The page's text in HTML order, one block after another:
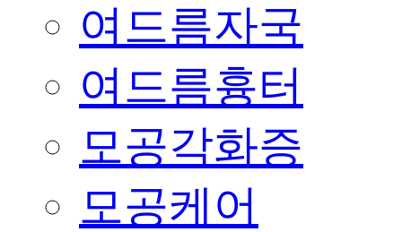
여드름자국
여드름흉터
모공각화증
모공케어